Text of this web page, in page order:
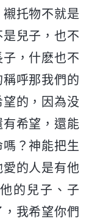
托物不就是
兒子，也不
，什麽也不
呼那我們的
的，因為没
希望，還能
？神能把生
的人是有他
的兒子、子
我希望你們